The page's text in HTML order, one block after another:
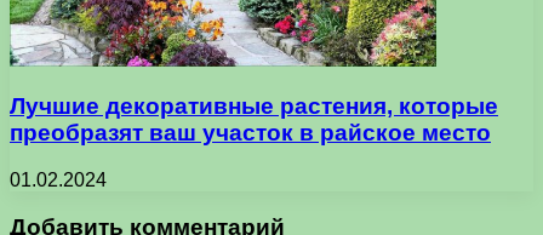
Лучшие декоративные растения, которые
преобразят ваш участок в райское место
01.02.2024
Добавить комментарий